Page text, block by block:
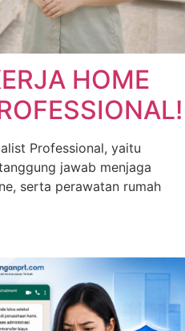
HOME
Professional, yaitu
jawab menjaga
serta perawatan rumah